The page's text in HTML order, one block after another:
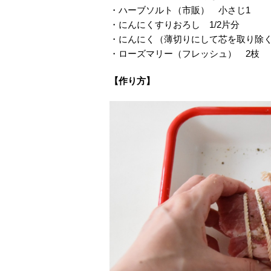
・ハーブソルト（市販） 小さじ1
・にんにくすりおろし 1/2片分
・にんにく（薄切りにして芯を取り
・ローズマリー（フレッシュ） 2枝
【作り方】